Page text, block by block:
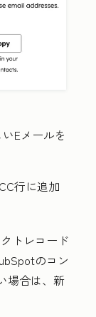
Eメールを
行に追加
トレコード
のコン
場合は、新